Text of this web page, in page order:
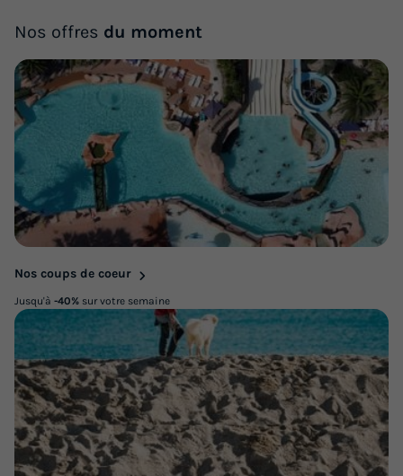
Nos offres du moment
Nos coups de coeur
Jusqu'à -40% sur votre semaine